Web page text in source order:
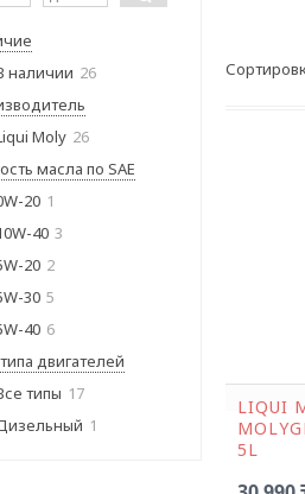
наличии 26
Moly 26
масла по SAE
20 1
40 3
20 2
30 5
40 6
двигателей
типы 17
1
LIQUI
5L